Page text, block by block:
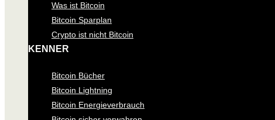
Was ist Bitcoin
Bitcoin Sparplan
Crypto ist nicht Bitcoin
KENNER
Bitcoin Bücher
Bitcoin Lightning
Bitcoin Energieverbrauch